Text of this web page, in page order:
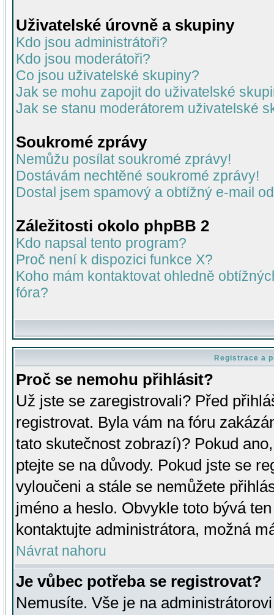
Uživatelské úrovně a skupiny
Kdo jsou administrátoři?
Kdo jsou moderátoři?
Co jsou uživatelské skupiny?
Jak se mohu zapojit do uživatelské
Jak se stanu moderátorem uživatelské
Soukromé zprávy
Nemůžu posílat soukromé zprávy!
Dostávám nechtěné soukromé zprávy!
Dostal jsem spamový a obtížný e-mail
Záležitosti okolo phpBB 2
Kdo napsal tento program?
Proč není k dispozici funkce X?
Koho mám kontaktovat ohledně
fóra?
Registrace a
Proč se nemohu přihlásit?
Už jste se zaregistrovali? Před
registrovat. Byla vám na fóru
tato skutečnost zobrazí)? Pokud
ptejte se na důvody. Pokud jste se
vyloučeni a stále se nemůžete
jméno a heslo. Obvykle toto bývá
kontaktujte administrátora, možná
Návrat nahoru
Je vůbec potřeba se registrovat?
Nemusíte. Vše je na